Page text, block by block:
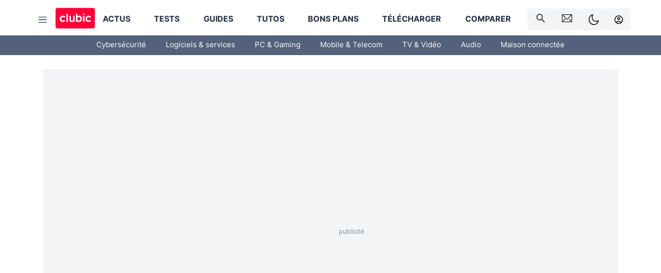
ACTUS TESTS GUIDES TUTOS BONS PLANS TÉLÉCHARGER COMPARER
Cybersécurité Logiciels & services PC & Gaming Mobile & Telecom TV & Vidéo Audio Maison connectée